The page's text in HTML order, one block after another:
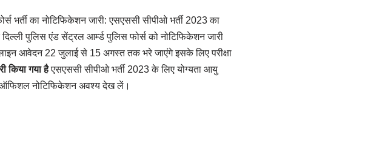
का नोटिफिकेशन जारी: एसएससी सीपीओ भर्ती 2023 का
पुलिस एंड सेंट्रल आर्म्ड पुलिस फोर्स को नोटिफिकेशन जारी
आवेदन 22 जुलाई से 15 अगस्त तक भरे जाएंगे इसके लिए परीक्षा
किया गया हैएसएससी सीपीओ भर्ती 2023 के लिए योग्यता आयु
ऑफिशल नोटिफिकेशन अवश्य देख लें।